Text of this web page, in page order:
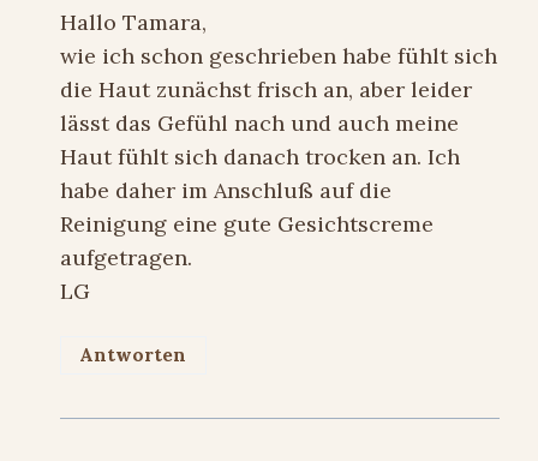
Hallo Tamara,
wie ich schon geschrieben habe fühlt sich
die Haut zunächst frisch an, aber leider
lässt das Gefühl nach und auch meine
Haut fühlt sich danach trocken an. Ich
habe daher im Anschluß auf die
Reinigung eine gute Gesichtscreme
aufgetragen.
LG
Antworten